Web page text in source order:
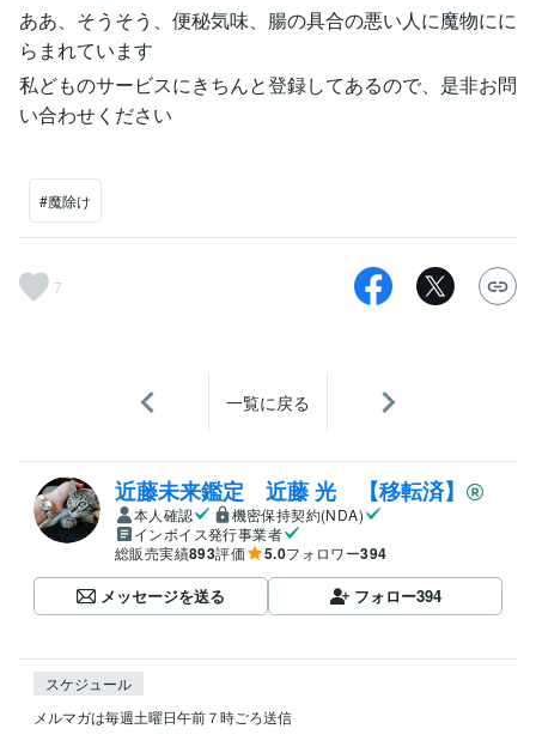
ああ、そうそう、便秘気味、腸の具合の悪い人に魔物にに
らまれています
私どものサービスにきちんと登録してあるので、是非お問
い合わせください
#魔除け
7
一覧に戻る
近藤未来鑑定 近藤 光 【移転済】
本人確認
機密保持契約(NDA)
インボイス発行事業者
総販売実績893評価 5.0フォロワー394
メッセージを送る フォロー394
スケジュール
メルマガは毎週土曜日午前７時ごろ送信